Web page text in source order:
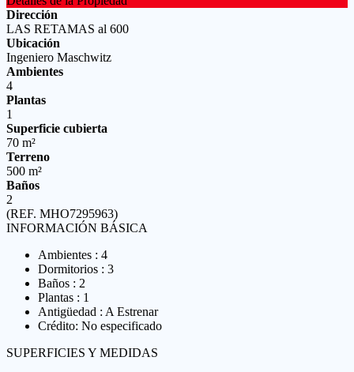
Dirección
LAS RETAMAS al 600
Ubicación
Ingeniero Maschwitz
Ambientes
4
Plantas
1
Superficie cubierta
70 m²
Terreno
500 m²
Baños
2
(REF. MHO7295963)
INFORMACIÓN BÁSICA
Ambientes : 4
Dormitorios : 3
Baños : 2
Plantas : 1
Antigüedad : A Estrenar
Crédito: No especificado
SUPERFICIES Y MEDIDAS